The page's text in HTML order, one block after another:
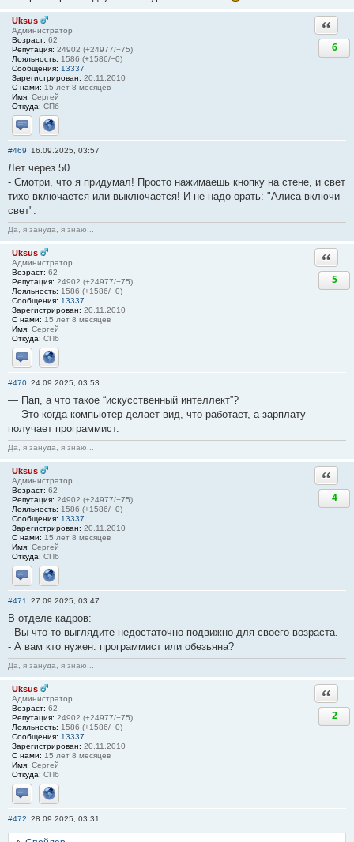
Uksus
Администратор
Возраст: 62
Репутация: 24902 (+24977/−75)
Лояльность: 1586 (+1586/−0)
Сообщения: 13337
Зарегистрирован: 20.11.2010
С нами: 15 лет 8 месяцев
Имя: Сергей
Откуда: СПб
Отправить личное сообщение
Сайт
6
#469 16.09.2025, 03:57
Лет через 50...
- Смотри, что я придумал! Просто нажимаешь кнопку на стене, и свет
тихо включается или выключается! И не надо орать: "Алиса включи
свет".
Да, я зануда, я знаю...
Uksus
Администратор
Возраст: 62
Репутация: 24902 (+24977/−75)
Лояльность: 1586 (+1586/−0)
Сообщения: 13337
Зарегистрирован: 20.11.2010
С нами: 15 лет 8 месяцев
Имя: Сергей
Откуда: СПб
Отправить личное сообщение
Сайт
5
#470 24.09.2025, 03:53
— Пап, а что такое “искусственный интеллект”?
— Это когда компьютер делает вид, что работает, а зарплату
получает программист.
Да, я зануда, я знаю...
Uksus
Администратор
Возраст: 62
Репутация: 24902 (+24977/−75)
Лояльность: 1586 (+1586/−0)
Сообщения: 13337
Зарегистрирован: 20.11.2010
С нами: 15 лет 8 месяцев
Имя: Сергей
Откуда: СПб
Отправить личное сообщение
Сайт
4
#471 27.09.2025, 03:47
В отделе кадров:
- Вы что-то выглядите недостаточно подвижно для своего возраста.
- А вам кто нужен: программист или обезьяна?
Да, я зануда, я знаю...
Uksus
Администратор
Возраст: 62
Репутация: 24902 (+24977/−75)
Лояльность: 1586 (+1586/−0)
Сообщения: 13337
Зарегистрирован: 20.11.2010
С нами: 15 лет 8 месяцев
Имя: Сергей
Откуда: СПб
Отправить личное сообщение
Сайт
2
#472 28.09.2025, 03:31